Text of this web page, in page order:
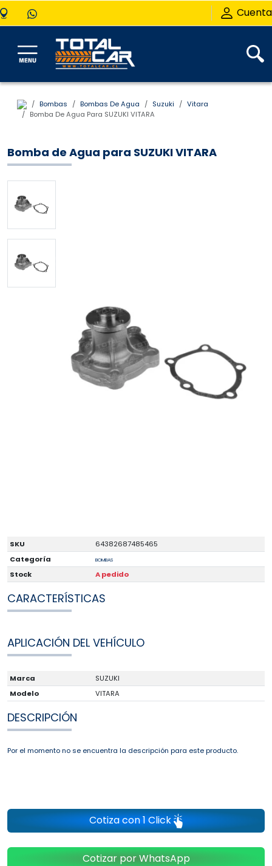
Cuenta
Bombas Bombas De Agua Suzuki
Vitara
Bomba De Agua Para SUZUKI VITARA
Bomba de Agua para SUZUKI VITARA
SKU
64382687485465
Categoría
BOMBAS
Stock A pedido
CARACTERÍSTICAS
APLICACIÓN DEL VEHÍCULO
Marca
SUZUKI
Modelo
VITARA
DESCRIPCIÓN
Por el momento no se encuentra la descripción para este producto.
Cotiza con 1 Click
Cotizar por WhatsApp